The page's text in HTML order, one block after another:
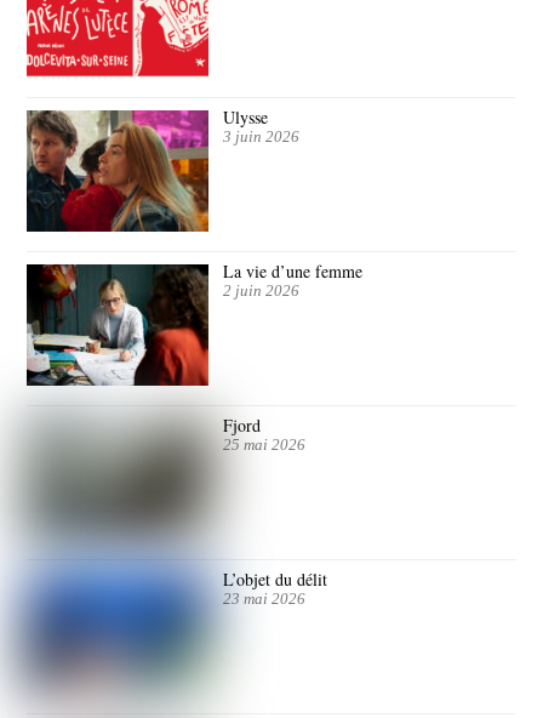
Ulysse
3 juin 2026
La vie d’une femme
2 juin 2026
Fjord
25 mai 2026
L’objet du délit
23 mai 2026